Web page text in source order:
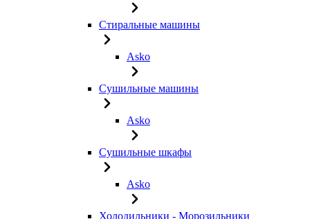
Стиральные машины
Asko
Сушильные машины
Asko
Сушильные шкафы
Asko
Холодильники - Морозильники